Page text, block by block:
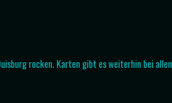
rocken. Karten gibt es weiterhin bei allen